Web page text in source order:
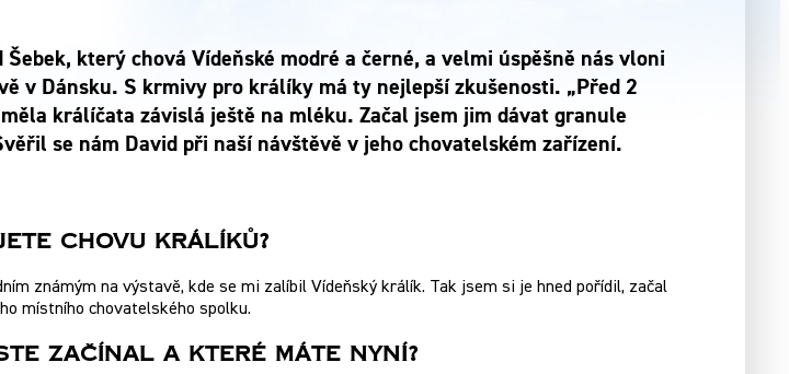
který chová Vídeňské modré a černé, a velmi úspěšně nás vloni
v Dánsku. S krmivy pro králíky má ty nejlepší zkušenosti. „Před 2
králíčata závislá ještě na mléku. Začal jsem jim dávat granule
se nám David při naší návštěvě v jeho chovatelském zařízení.
Chovu Králíků?
známým na výstavě, kde se mi zalíbil Vídeňský králík. Tak jsem si je hned pořídil, začal
místního chovatelského spolku.
Začínal A Které Máte Nyní?